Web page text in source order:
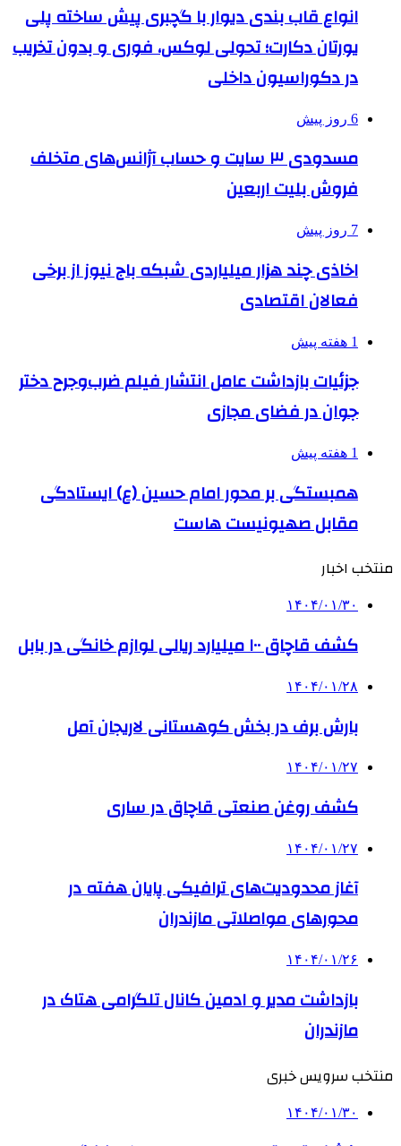
انواع قاب بندی دیوار با گچبری پیش ساخته پلی
یورتان دکارت؛ تحولی لوکس، فوری و بدون تخریب
در دکوراسیون داخلی
6 روز پیش
مسدودی ۳ سایت و حساب آژانس‌های متخلف
فروش بلیت اربعین
7 روز پیش
اخاذی چند هزار میلیاردی شبکه باج نیوز از برخی
فعالان اقتصادی
1 هفته پیش
جزئیات بازداشت عامل انتشار فیلم ضرب‌وجرح دختر
جوان در فضای مجازی
1 هفته پیش
همبستگی بر محور امام حسین (ع) ایستادگی
مقابل صهیونیست هاست
منتخب اخبار
۱۴۰۴/۰۱/۳۰
کشف قاچاق ۱۰۰ میلیارد ریالی لوازم خانگی در بابل
۱۴۰۴/۰۱/۲۸
بارش برف در بخش کوهستانی لاریجان آمل
۱۴۰۴/۰۱/۲۷
کشف روغن صنعتی قاچاق در ساری
۱۴۰۴/۰۱/۲۷
آغاز محدودیت‌های ترافیکی پایان هفته در
محورهای مواصلاتی مازندران
۱۴۰۴/۰۱/۲۶
بازداشت مدیر و ادمین کانال تلگرامی هتاک در
مازندران
منتخب سرویس خبری
۱۴۰۴/۰۱/۳۰